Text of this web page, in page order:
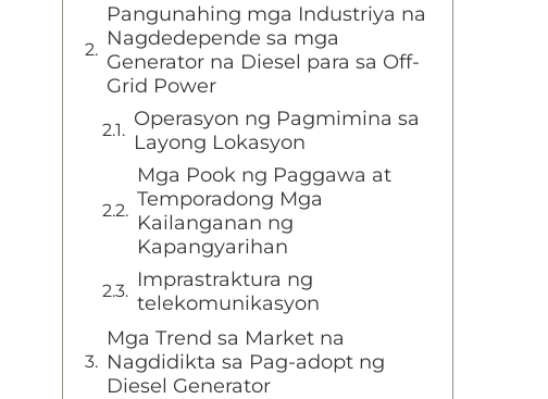
Pangunahing mga Industriya na
Nagdedepende sa mga
Generator na Diesel para sa Off-
Grid Power
Operasyon ng Pagmimina sa
Layong Lokasyon
Mga Pook ng Paggawa at
Temporadong Mga
Kailanganan ng
Kapangyarihan
Imprastraktura ng
telekomunikasyon
Mga Trend sa Market na
Nagdidikta sa Pag-adopt ng
Diesel Generator